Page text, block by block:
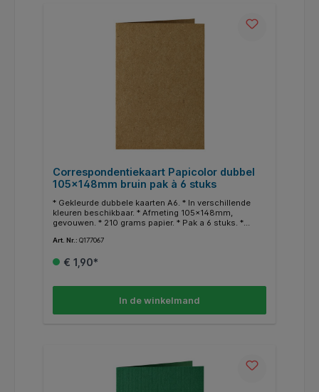
Correspondentiekaart Papicolor dubbel
105x148mm bruin pak à 6 stuks
* Gekleurde dubbele kaarten A6. * In verschillende
kleuren beschikbaar. * Afmeting 105x148mm,
gevouwen. * 210 grams papier. * Pak a 6 stuks. *
kleuren zijn ook enveloppen en A4 papier
Art. Nr.: Q177067
€ 1,90*
In de winkelmand